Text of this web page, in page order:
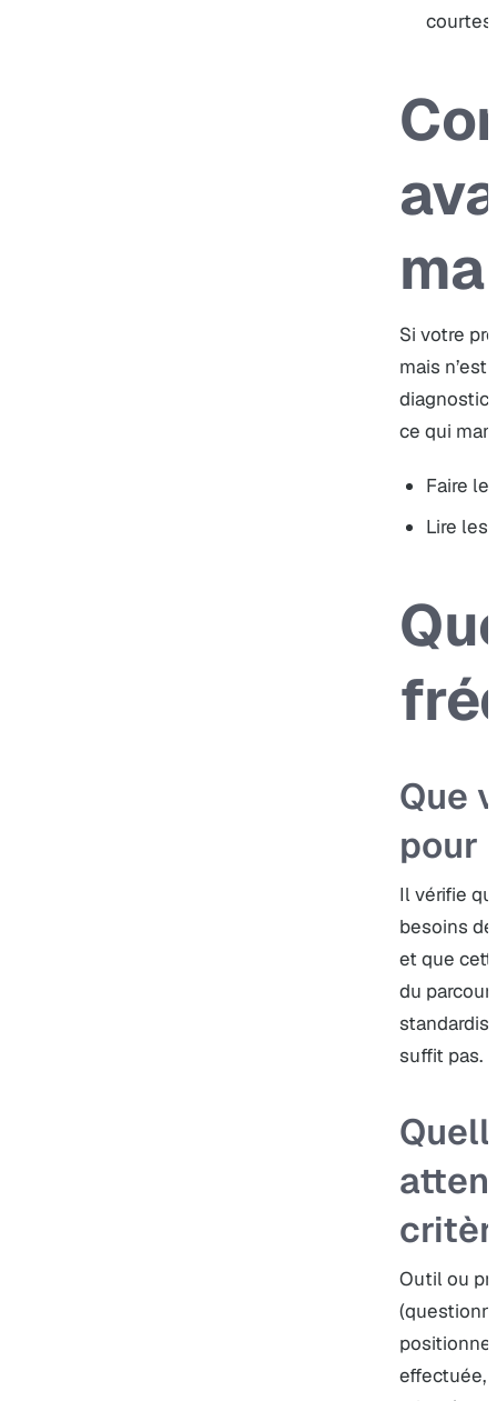
courtes
Si votre
mais
ce qui
Faire
Lire les
Que
pour
Il vérifie
besoins
et que
du
suffit pas.
Outil ou
effectuée,